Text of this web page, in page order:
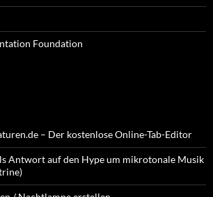
Foundation
– Der kostenlose Online-Tab-Editor
Antwort auf den Hype um mikrotonale Musik